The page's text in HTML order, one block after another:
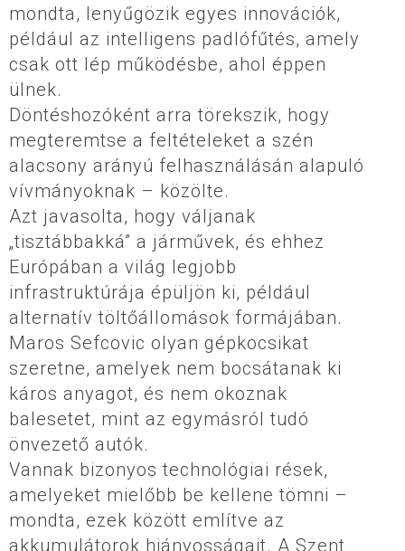
mondta, lenyűgözik egyes innovációk,
például az intelligens padlófűtés, amely
csak ott lép működésbe, ahol éppen
ülnek.
Döntéshozóként arra törekszik, hogy
megteremtse a feltételeket a szén
alacsony arányú felhasználásán alapuló
vívmányoknak – közölte.
Azt javasolta, hogy váljanak
„tisztábbakká” a járművek, és ehhez
Európában a világ legjobb
infrastruktúrája épüljön ki, például
alternatív töltőállomások formájában.
Maros Sefcovic olyan gépkocsikat
szeretne, amelyek nem bocsátanak ki
káros anyagot, és nem okoznak
balesetet, mint az egymásról tudó
önvezető autók.
Vannak bizonyos technológiai rések,
amelyeket mielőbb be kellene tömni –
mondta, ezek között említve az
akkumulátorok hiányosságait. A Szent